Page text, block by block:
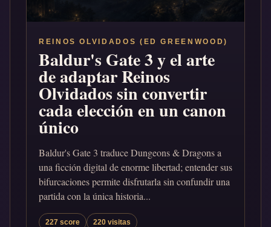
REINOS OLVIDADOS (ED GREENWOOD)
Baldur's Gate 3 y el arte
de adaptar Reinos
Olvidados sin convertir
cada elección en un canon
único
Baldur's Gate 3 traduce Dungeons & Dragons a
una ficción digital de enorme libertad; entender sus
bifurcaciones permite disfrutarla sin confundir una
partida con la única historia...
227 score 220 visitas